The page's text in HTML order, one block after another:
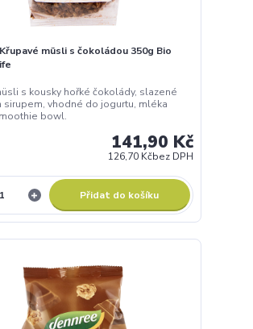
müsli s čokoládou 350g Bio
s kousky hořké čokolády, slazené
sirupem, vhodné do jogurtu, mléka
bowl.
141,90 Kč
126,70 Kčbez DPH
Přidat do košíku